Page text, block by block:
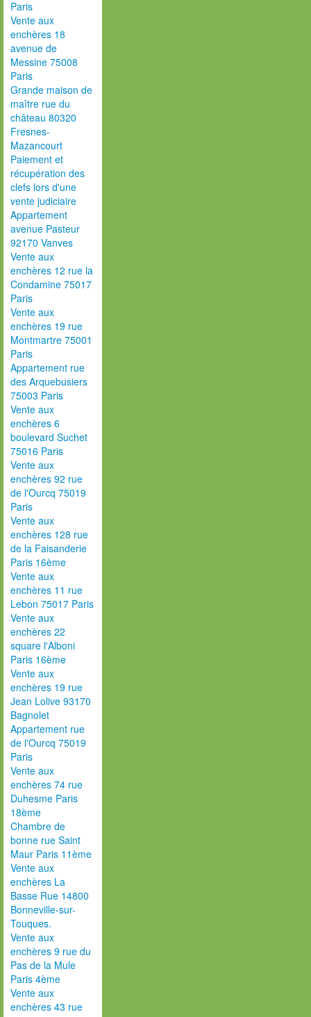
Paris
Vente aux
enchères 18
avenue de
Messine 75008
Paris
Grande maison de
maître rue du
château 80320
Fresnes-
Mazancourt
Paiement et
récupération des
clefs lors d'une
vente judiciaire
Appartement
avenue Pasteur
92170 Vanves
Vente aux
enchères 12 rue la
Condamine 75017
Paris
Vente aux
enchères 19 rue
Montmartre 75001
Paris
Appartement rue
des Arquebusiers
75003 Paris
Vente aux
enchères 6
boulevard Suchet
75016 Paris
Vente aux
enchères 92 rue
de l'Ourcq 75019
Paris
Vente aux
enchères 128 rue
de la Faisanderie
Paris 16ème
Vente aux
enchères 11 rue
Lebon 75017 Paris
Vente aux
enchères 22
square l'Alboni
Paris 16ème
Vente aux
enchères 19 rue
Jean Lolive 93170
Bagnolet
Appartement rue
de l'Ourcq 75019
Paris
Vente aux
enchères 74 rue
Duhesme Paris
18ème
Chambre de
bonne rue Saint
Maur Paris 11ème
Vente aux
enchères La
Basse Rue 14800
Bonneville-sur-
Touques.
Vente aux
enchères 9 rue du
Pas de la Mule
Paris 4ème
Vente aux
enchères 43 rue